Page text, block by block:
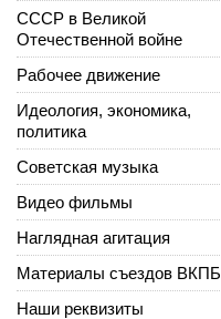
СССР в Великой
Отечественной войне
Рабочее движение
Идеология, экономика,
политика
Советская музыка
Видео фильмы
Наглядная агитация
Материалы съездов ВКПБ
Наши реквизиты